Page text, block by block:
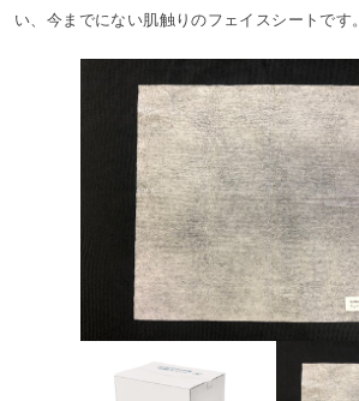
い、今までにない肌触りのフェイスシートです。